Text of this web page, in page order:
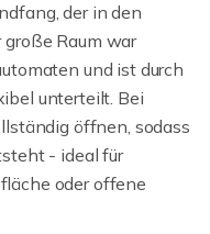
der in den
Raum war
und ist durch
unterteilt. Bei
öffnen, sodass
- ideal für
oder offene